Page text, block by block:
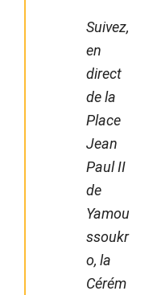
Suivez,
en
direct
de la
Place
Jean
Paul II
de
Yamou
ssoukr
o, la
Cérém